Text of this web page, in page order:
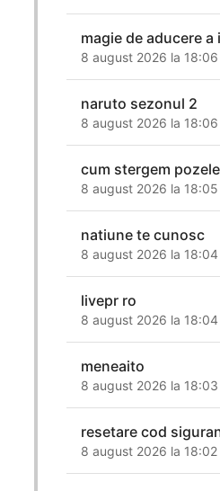
magie de aducere
8 august 2026 la 18:06
naruto sezonul 2
8 august 2026 la 18:06
cum stergem
8 august 2026 la 18:05
natiune te cunosc
8 august 2026 la 18:04
livepr ro
8 august 2026 la 18:04
meneaito
8 august 2026 la 18:03
resetare cod
8 august 2026 la 18:02